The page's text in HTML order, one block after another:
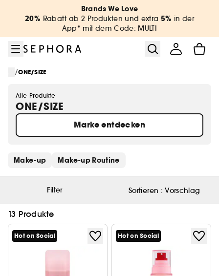
Brands We Love
20% Rabatt ab 2 Produkten und extra 5% in der
App* mit dem Code: MULTI
... /ONE/SIZE
Alle Produkte
ONE/SIZE
Marke entdecken
Schnelllinks überspringen
Make-up Make-up Routine
Filter Sortieren :Vorschlag
13 Produkte
Hot on Social Hot on Social